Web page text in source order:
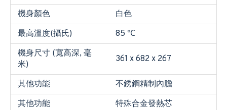
機身顏色
白色
最高溫度(攝氏)
85 ℃
機身尺寸 (寬高深, 毫
米)
361 x 682 x 267
其他功能
不銹鋼精制內膽
其他功能
特殊合金發熱芯